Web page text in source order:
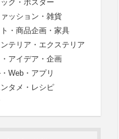
ク・ポスター
ッション・雑貨
・商品企画・家具
テリア・エクステリア
アイデア・企画
Web・アプリ
タメ・レシピ